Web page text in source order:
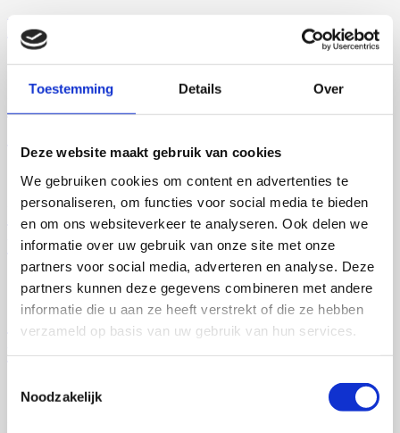
Toestemming Details Over
Deze website maakt gebruik van cookies
We gebruiken cookies om content en advertenties te
personaliseren, om functies voor social media te bieden
en om ons websiteverkeer te analyseren. Ook delen we
informatie over uw gebruik van onze site met onze
partners voor social media, adverteren en analyse. Deze
partners kunnen deze gegevens combineren met andere
informatie die u aan ze heeft verstrekt of die ze hebben
verzameld op basis van uw gebruik van hun services.
Noodzakelijk
Proefschrift schrijven
Het open acces publiceren van uw
Een proefschrift laten produceren en
uitgeven
Zorg voor een proefschrift zonder
taalfouten